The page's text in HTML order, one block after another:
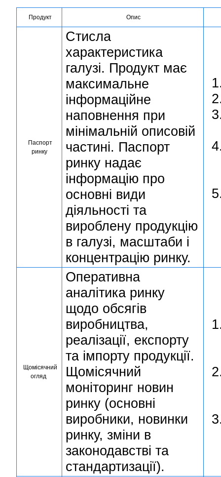
Продукт Опис
Паспорт
ринку
Стисла
характеристика
галузі. Продукт має
максимальне
інформаційне
наповнення при
мінімальній описовій
частині. Паспорт
ринку надає
інформацію про
основні види
діяльності та
вироблену продукцію
в галузі, масштаби і
концентрацію ринку.
Щомісячний
огляд
Оперативна
аналітика ринку
щодо обсягів
виробництва,
реалізації, експорту
та імпорту продукції.
Щомісячний
моніторинг новин
ринку (основні
виробники, новинки
ринку, зміни в
законодавстві та
стандартизації).